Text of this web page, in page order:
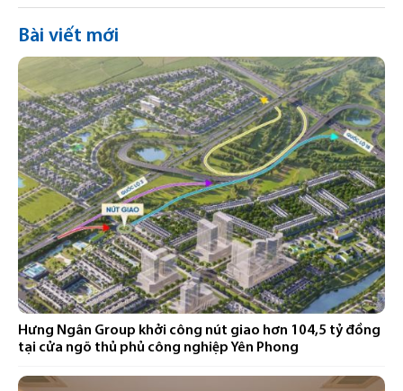
Bài viết mới
Hưng Ngân Group khởi công nút giao hơn 104,5 tỷ đồng
tại cửa ngõ thủ phủ công nghiệp Yên Phong